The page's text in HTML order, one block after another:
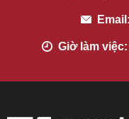
Email:
Giờ làm việc: